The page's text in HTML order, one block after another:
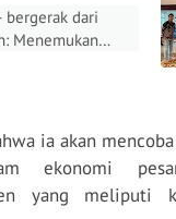
bergerak dari
Menemukan
ia akan
ekonomi
yang meliputi